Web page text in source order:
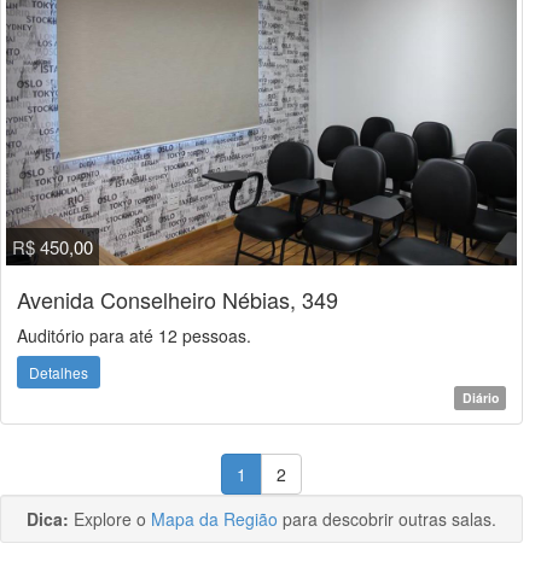
R$ 450,00
Avenida Conselheiro Nébias, 349
Auditório para até 12 pessoas.
Detalhes
Diário
1
2
Dica: Explore o Mapa da Região para descobrir outras salas.